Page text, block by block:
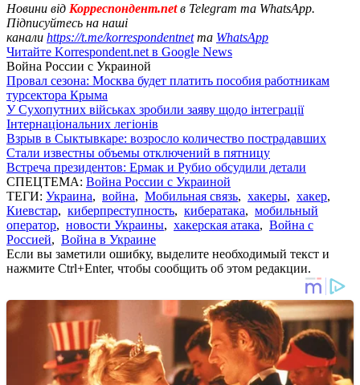
Новини від Корреспондент.netв Telegram та WhatsApp.
Підписуйтесь на наші
канали https://t.me/korrespondentnetта WhatsApp
Читайте Korrespondent.net в Google News
Война России с Украиной
Провал сезона: Москва будет платить пособия работникам
турсектора Крыма
У Сухопутних військах зробили заяву щодо інтеграції
Інтернаціональних легіонів
Взрыв в Сыктывкаре: возросло количество пострадавших
Стали известны объемы отключений в пятницу
Встреча президентов: Ермак и Рубио обсудили детали
СПЕЦТЕМА: Война России с Украиной
ТЕГИ: Украина, война, Мобильная связь, хакеры, хакер,
Киевстар, киберпреступность, кибератака, мобильный
оператор, новости Украины, хакерская атака, Война с
Россией, Война в Украине
Если вы заметили ошибку, выделите необходимый текст и
нажмите Ctrl+Enter, чтобы сообщить об этом редакции.